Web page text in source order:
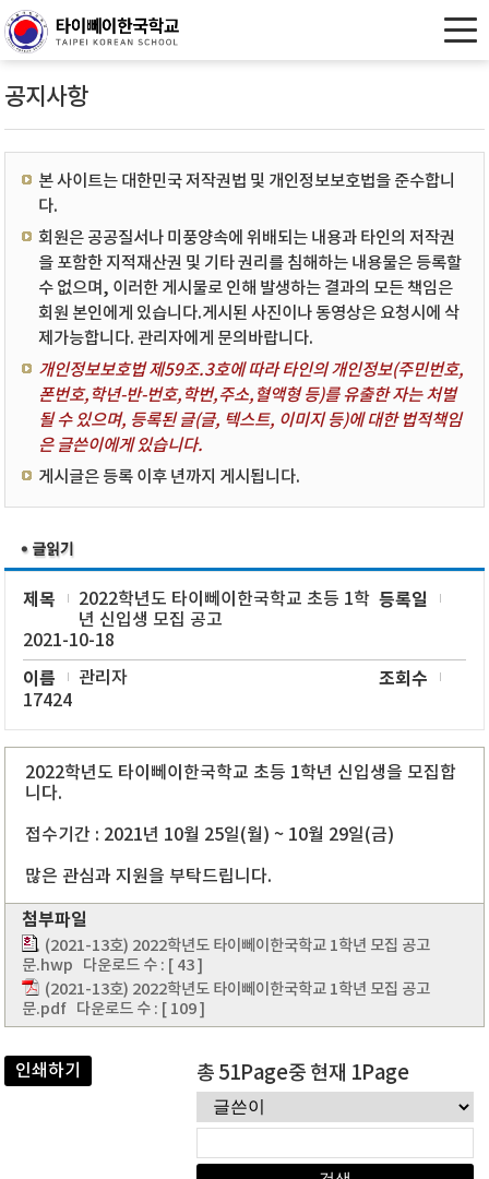
공지사항
본 사이트는 대한민국 저작권법 및 개인정보보호법을 준수합니
다.
회원은 공공질서나 미풍양속에 위배되는 내용과 타인의 저작권
을 포함한 지적재산권 및 기타 권리를 침해하는 내용물은 등록할
수 없으며, 이러한 게시물로 인해 발생하는 결과의 모든 책임은
회원 본인에게 있습니다.게시된 사진이나 동영상은 요청시에 삭
제가능합니다. 관리자에게 문의바랍니다.
개인정보보호법 제59조.3호에 따라 타인의 개인정보(주민번호,
폰번호,학년-반-번호,학번,주소,혈액형 등)를 유출한 자는 처벌
될 수 있으며, 등록된 글(글, 텍스트, 이미지 등)에 대한 법적책임
은 글쓴이에게 있습니다.
게시글은 등록 이후 년까지 게시됩니다.
제목
2022학년도 타이뻬이한국학교 초등 1학
년 신입생 모집 공고
등록일
2021-10-18
이름 관리자 조회수
17424
2022학년도 타이뻬이한국학교 초등 1학년 신입생을 모집합
니다.
접수기간 : 2021년 10월 25일(월) ~ 10월 29일(금)
많은 관심과 지원을 부탁드립니다.
첨부파일
(2021-13호) 2022학년도 타이뻬이한국학교 1학년 모집 공고
문.hwp 다운로드 수 : [ 43 ]
(2021-13호) 2022학년도 타이뻬이한국학교 1학년 모집 공고
문.pdf 다운로드 수 : [ 109 ]
인쇄하기 총 51Page중 현재 1Page